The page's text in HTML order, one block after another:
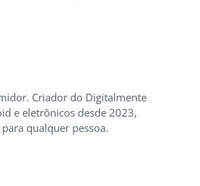
Criador do Digitalmente
e eletrônicos desde 2023,
qualquer pessoa.